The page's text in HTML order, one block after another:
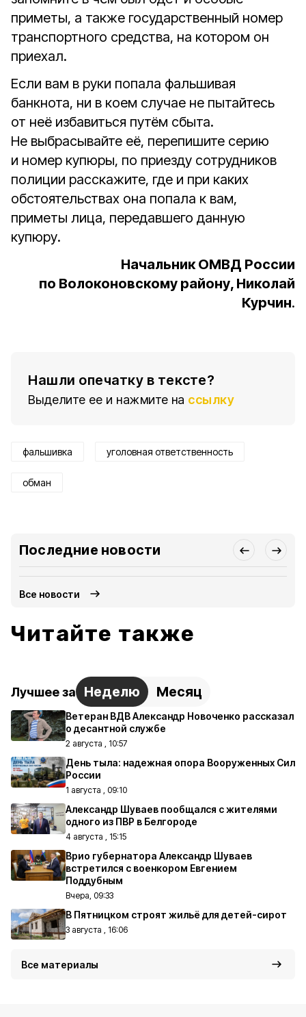
приметы, а также государственный номер
транспортного средства, на котором он
приехал.
Если вам в руки попала фальшивая
банкнота, ни в коем случае не пытайтесь
от неё избавиться путём сбыта.
Не выбрасывайте её, перепишите серию
и номер купюры, по приезду сотрудников
полиции расскажите, где и при каких
обстоятельствах она попала к вам,
приметы лица, передавшего данную
купюру.
Начальник ОМВД России
по Волоконовскому району, Николай
Курчин.
Нашли опечатку в тексте?
Выделите ее и нажмите на ссылку
фальшивка уголовная ответственность
обман
Последние новости
Все новости
Читайте также
Лучшее за Неделю Месяц
Ветеран ВДВ Александр Новоченко рассказал
о десантной службе
2 августа , 10:57
День тыла: надежная опора Вооруженных Сил
России
1 августа , 09:10
Александр Шуваев пообщался с жителями
одного из ПВР в Белгороде
4 августа , 15:15
Врио губернатора Александр Шуваев
встретился с военкором Евгением
Поддубным
Вчера, 09:33
В Пятницком строят жильё для детей-сирот
3 августа , 16:06
Все материалы